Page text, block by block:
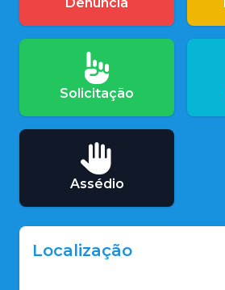
Solicitação
Assédio
Localização